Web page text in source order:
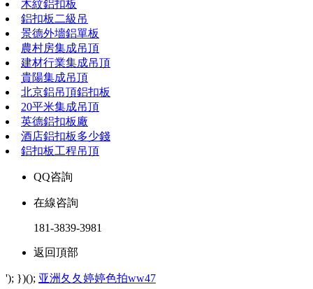
木紋鋁扣板
鋁扣板二級吊
景德外墻鋁單板
農村房集成吊頂
建材行業集成吊頂
貴陽集成吊頂
北京鋁吊頂鋁扣板
20平米集成吊頂
英德鋁扣板廠
酒店鋁扣板多少錢
鋁扣板工程吊頂
QQ咨詢
在線咨詢
181-3839-3981
返回頂部
'); })(); 亚洲夂夂婷婷色拍ww47